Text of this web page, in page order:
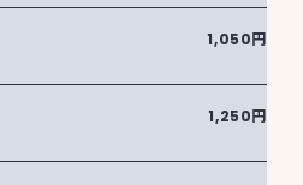
1,050円
1,250円